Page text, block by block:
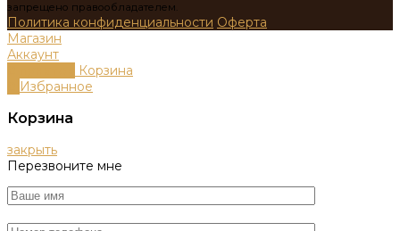
запрещено правообладателем.
Политика конфиденциальности Оферта
Магазин
Аккаунт
Корзина
Избранное
Корзина
закрыть
Перезвоните мне